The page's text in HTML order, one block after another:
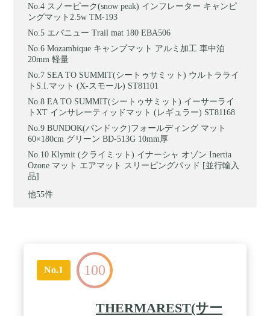
スノーピーク(snow peak) インフレーター キャンピ
ングマット2.5w TM-193
エバニュー Trail mat 180 EBA506
Mozambique キャンプマット アルミ加工 車中泊
20mm 軽量
SEA TO SUMMIT(シートゥサミット) ウルトラライ
トS.I.マット (X-スモール) ST81101
EA TO SUMMIT(シートゥサミット) イーサーライ
トXT インサレーティッドマット (レギュラー) ST81168
BUNDOK(バンドック)フォールディング マット
60×180cm グリーン BD-513G 10mm厚
Klymit (クライミット) イナーシャ オゾン Inertia
Ozone マット エアマット スリーピングパッド [並行輸入
品]
他55件
No.1 100
THERMAREST(サー